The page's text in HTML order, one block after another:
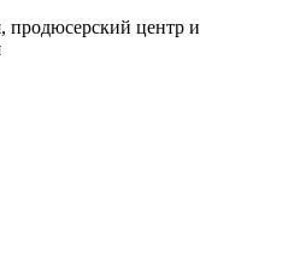
продюсерский центр и